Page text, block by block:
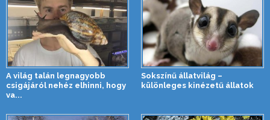
A világ talán legnagyobb
csigájáról nehéz elhinni, hogy
va...
Sokszínű állatvilág –
különleges kinézetű állatok